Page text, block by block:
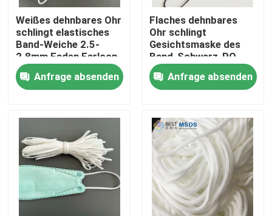
Gesichtsmaske-elastische Ohr-Schleife
Weiche elastische Ohr-Schleifen
Elastische Schnur Earloop
Elastische Ohr-Bänder
Weißes dehnbares Ohr
schlingt elastisches
Band-Weiche 2.5-
2.8mm Faden Earloop
Anfrage absenden
Flaches dehnbares
Ohr schlingt
Gesichtsmaske des
Band-Schwarz-PO
Korea KF94 2.5-7mm
Anfrage absenden